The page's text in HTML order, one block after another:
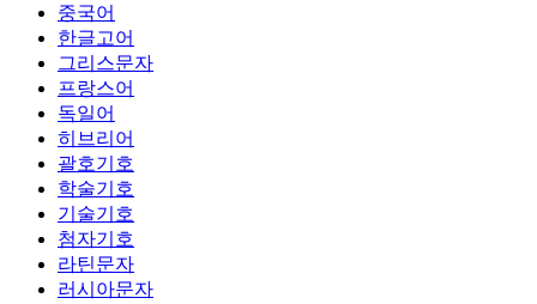
중국어
한글고어
그리스문자
프랑스어
독일어
히브리어
괄호기호
학술기호
기술기호
첨자기호
라틴문자
러시아문자